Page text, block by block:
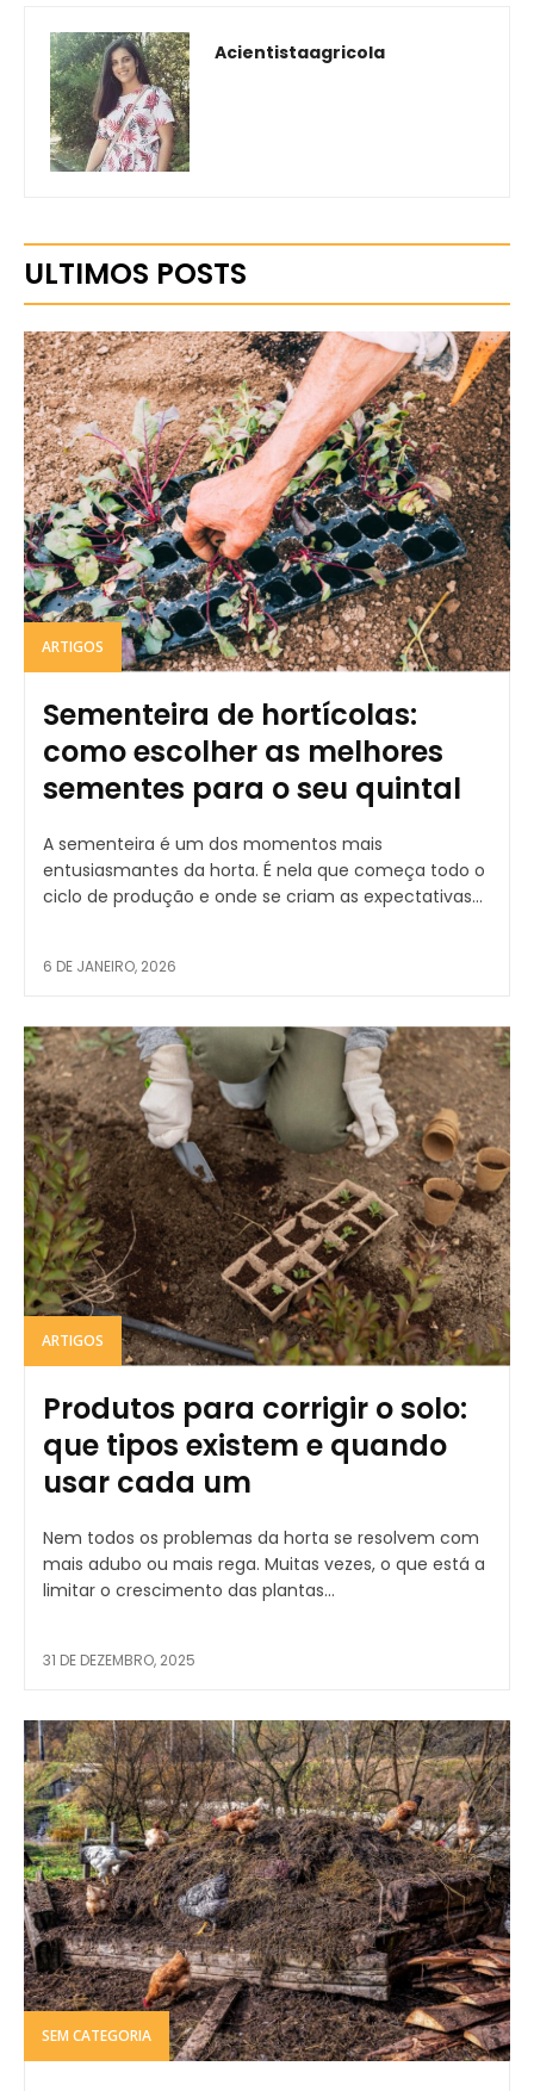
Acientistaagricola
ULTIMOS POSTS
ARTIGOS
Sementeira de hortícolas:
como escolher as melhores
sementes para o seu quintal
A sementeira é um dos momentos mais
entusiasmantes da horta. É nela que começa todo o
ciclo de produção e onde se criam as expectativas...
6 DE JANEIRO, 2026
ARTIGOS
Produtos para corrigir o solo:
que tipos existem e quando
usar cada um
Nem todos os problemas da horta se resolvem com
mais adubo ou mais rega. Muitas vezes, o que está a
limitar o crescimento das plantas...
31 DE DEZEMBRO, 2025
SEM CATEGORIA